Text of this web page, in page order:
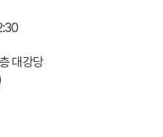
대강당